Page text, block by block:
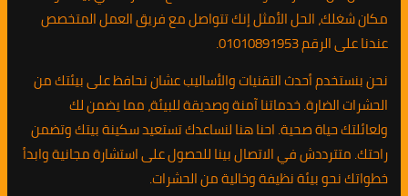
مكان شغلك، الحل الأمثل إنك تتواصل مع فريق العمل المتخصص
عندنا على الرقم 01010891953.
نحن بنستخدم أحدث التقنيات والأساليب عشان نحافظ على بيئتك من
الحشرات الضارة. خدماتنا آمنة وصديقة للبيئة، مما يضمن لك
ولعائلتك حياة صحية. احنا هنا لنساعدك تستعيد سكينة بيتك وتضمن
راحتك. متترددش في الاتصال بينا للحصول على استشارة مجانية وابدأ
خطواتك نحو بيئة نظيفة وخالية من الحشرات.